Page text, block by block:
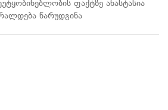
ფაქტზე ანასტასია
წარუდგინა